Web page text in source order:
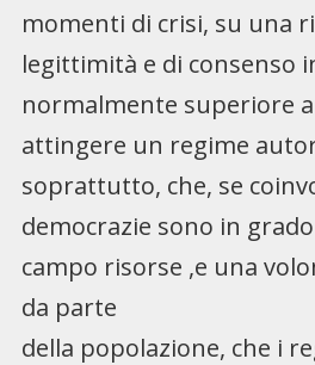
momenti di crisi, su una
legittimità e di consenso
normalmente superiore
attingere un regime
soprattutto, che, se
democrazie sono in
campo risorse ,e una
da parte
della popolazione, che i